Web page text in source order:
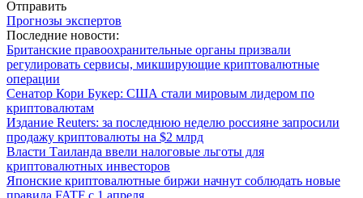
Отправить
Прогнозы экспертов
Последние новости:
Британские правоохранительные органы призвали
регулировать сервисы, микширующие криптовалютные
операции
Сенатор Кори Букер: США стали мировым лидером по
криптовалютам
Издание Reuters: за последнюю неделю россияне запросили
продажу криптовалюты на $2 млрд
Власти Таиланда ввели налоговые льготы для
криптовалютных инвесторов
Японские криптовалютные биржи начнут соблюдать новые